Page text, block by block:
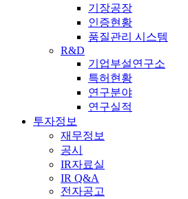
기장공장
인증현황
품질관리 시스템
R&D
기업부설연구소
특허현황
연구분야
연구실적
투자정보
재무정보
공시
IR자료실
IR Q&A
전자공고